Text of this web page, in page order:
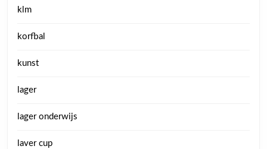
klm
korfbal
kunst
lager
lager onderwijs
laver cup